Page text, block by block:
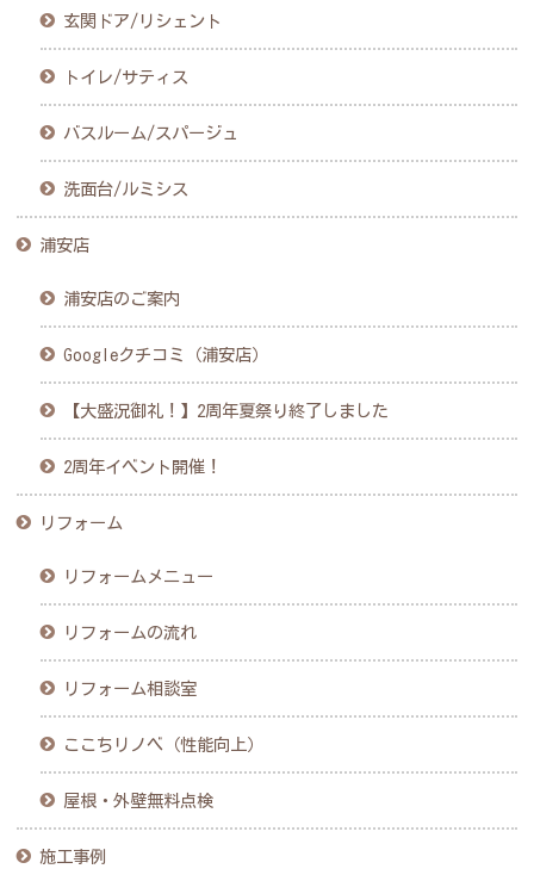
玄関ドア/リシェント
トイレ/サティス
バスルーム/スパージュ
洗面台/ルミシス
浦安店
浦安店のご案内
Googleクチコミ（浦安店）
【大盛況御礼！】2周年夏祭り終了しました
2周年イベント開催！
リフォーム
リフォームメニュー
リフォームの流れ
リフォーム相談室
ここちリノベ（性能向上）
屋根・外壁無料点検
施工事例